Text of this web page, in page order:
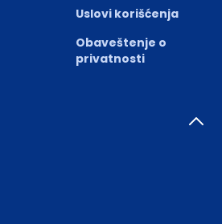
Uslovi korišćenja
Obaveštenje o
privatnosti